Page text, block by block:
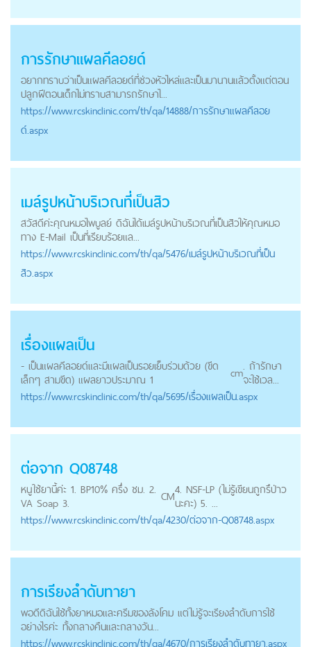
การรักษาแผลคีลอยด์
อยากทราบว่าเป็นแผลคีลอยด์ที่ช่วงหัวไหล่และเป็นมานานแล้วตั้งแต่ตอน
ปลูกฝีตอนเด็กไม่ทราบสามารถรักษาไ...
https://www.rcskinclinic.com/th/qa/14888/การรักษาแผลคีลอย
ด์.aspx
เมล์รูปหน้าบริเวณที่เป็นสิว
สวัสดีค่ะคุณหมอไพบูลย์ ดิฉันได้เมล์รูปหน้าบริเวณที่เป็นสิวให้คุณหมอ
ทาง E-Mail เป็นที่เรียบร้อยแล...
https://www.rcskinclinic.com/th/qa/5476/เมล์รูปหน้าบริเวณที่เป็น
สิว.aspx
เรื่องแผลเป็น
- เป็นแผลคีลอยด์และมีแผลเป็นรอยเย็บร่วมด้วย (ขีด
เล็กๆ สามขีด) แผลยาวประมาณ 1
cm. ถ้ารักษา
จะใช้เวล...
https://www.rcskinclinic.com/th/qa/5695/เรื่องแผลเป็น.aspx
ต่อจาก Q08748
หนูใช้ยานี้ค่ะ 1. BP10% ครึ่ง ชม. 2.
VA Soap 3.
CM4. NSF-LP (ไม่รู้เขียนถูกรึป่าว
นะคะ) 5. ...
https://www.rcskinclinic.com/th/qa/4230/ต่อจาก-Q08748.aspx
การเรียงลำดับทายา
พอดีดิฉันใช้ทั้งยาหมอและครีมของลังโคม แต่ไม่รู้จะเรียงลำดับการใช้
อย่างไรค่ะ ทั้งกลางคืนและกลางวัน...
https://www.rcskinclinic.com/th/qa/4670/การเรียงลำดับทายา.aspx